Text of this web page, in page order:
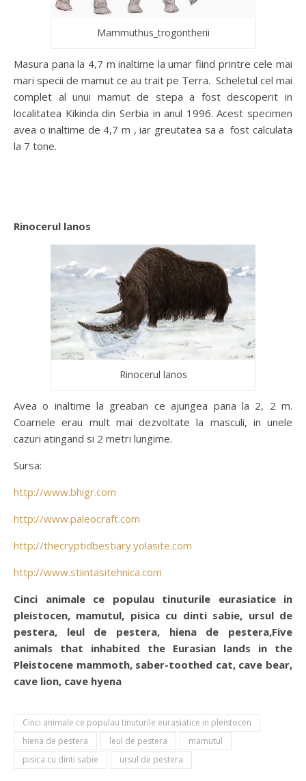
Mammuthus_trogontherii
Masura pana la 4,7 m inaltime la umar fiind printre cele mai
mari specii de mamut ce au trait pe Terra. Scheletul cel mai
complet al unui mamut de stepa a fost descoperit in
localitatea Kikinda din Serbia in anul 1996. Acest specimen
avea o inaltime de 4,7 m , iar greutatea sa a fost calculata
la 7 tone.
Rinocerul lanos
Rinocerul lanos
Avea o inaltime la greaban ce ajungea pana la 2, 2 m.
Coarnele erau mult mai dezvoltate la masculi, in unele
cazuri atingand si 2 metri lungime.
Sursa:
http://www.bhigr.com
http://www.paleocraft.com
http://thecryptidbestiary.yolasite.com
http://www.stiintasitehnica.com
Cinci animale ce populau tinuturile eurasiatice in
pleistocen, mamutul, pisica cu dinti sabie, ursul de
pestera, leul de pestera, hiena de pestera,Five
animals that inhabited the Eurasian lands in the
Pleistocene mammoth, saber-toothed cat, cave bear,
cave lion, cave hyena
Cinci animale ce populau tinuturile eurasiatice in pleistocen
hiena de pestera
leul de pestera
mamutul
pisica cu dinti sabie
ursul de pestera